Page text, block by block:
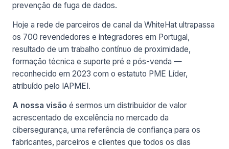
prevenção de fuga de dados.
Hoje a rede de parceiros de canal da WhiteHat ultrapassa
os 700 revendedores e integradores em Portugal,
resultado de um trabalho contínuo de proximidade,
formação técnica e suporte pré e pós-venda —
reconhecido em 2023 com o estatuto PME Líder,
atribuído pelo IAPMEI.
A nossa visão é sermos um distribuidor de valor
acrescentado de excelência no mercado da
cibersegurança, uma referência de confiança para os
fabricantes, parceiros e clientes que todos os dias